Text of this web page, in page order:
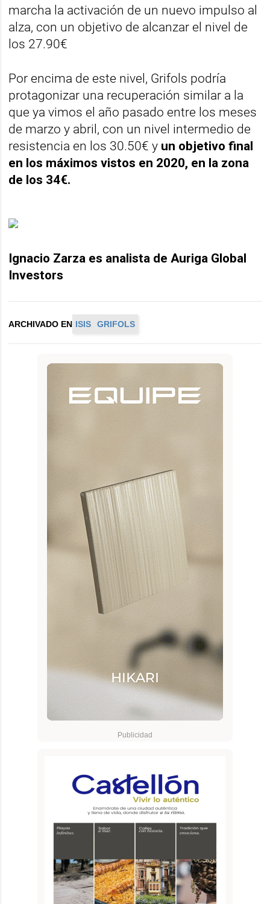
marcha la activación de un nuevo impulso al
alza, con un objetivo de alcanzar el nivel de
los 27.90€
Por encima de este nivel, Grifols podría
protagonizar una recuperación similar a la
que ya vimos el año pasado entre los meses
de marzo y abril, con un nivel intermedio de
resistencia en los 30.50€ y un objetivo final
en los máximos vistos en 2020, en la zona
de los 34€.
Ignacio Zarza es analista de Auriga Global
Investors
ARCHIVADO EN ISIS GRIFOLS